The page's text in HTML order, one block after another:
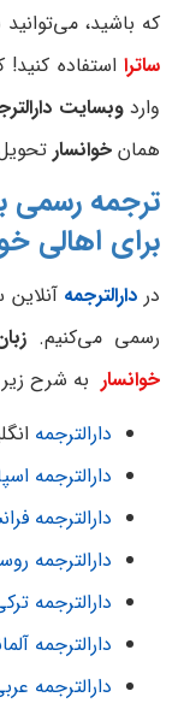
که باشید،
ساترا استفاده
واردوبسایت
همان خوانسار
برای اهالی
در دارالترجمهآنلاین
رسمی می‌کنیم.
خوانسار به شرح
دارالترجمه
دارالترجمه
دارالترجمه
دارالترجمه
دارالترجمه
دارالترجمه
دارالترجمه